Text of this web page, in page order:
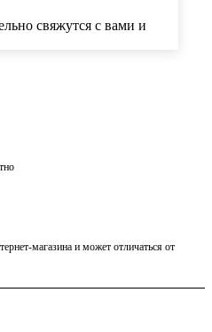
свяжутся с вами и
магазина и может отличаться от